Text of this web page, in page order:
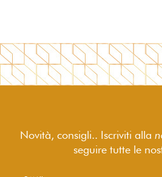
Novità, consigli.. Iscriviti alla
seguiretutte le